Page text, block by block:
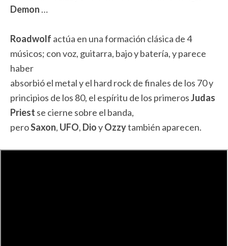
Demon …
Roadwolf actúa en una formación clásica de 4
músicos; con voz, guitarra, bajo y batería, y parece
haber
absorbió el metal y el hard rock de finales de los 70 y
principios de los 80, el espíritu de los primerosJudas
Priest se cierne sobre el banda,
peroSaxon, UFO, DioyOzzytambién aparecen.